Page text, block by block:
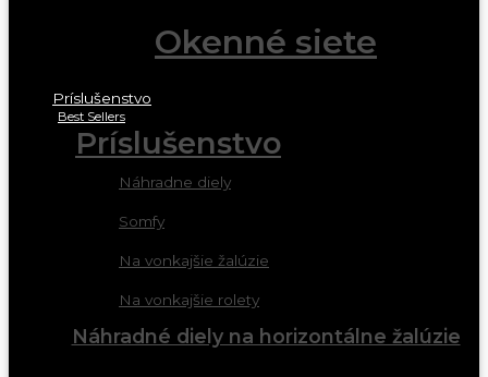
Okenné siete
Príslušenstvo
Best Sellers
Príslušenstvo
Náhradne diely
Somfy
Na vonkajšie žalúzie
Na vonkajšie rolety
Náhradné diely na horizontálne žalúzie